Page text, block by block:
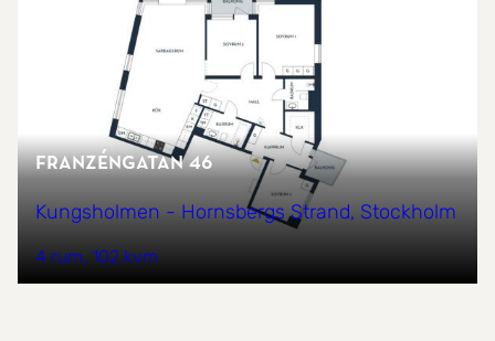
Franzéngatan 46
Kungsholmen - Hornsbergs Strand, Stockholm
4 rum 102 kvm